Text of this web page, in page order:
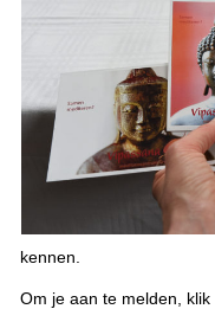
kennen.
Om je aan te melden, klik